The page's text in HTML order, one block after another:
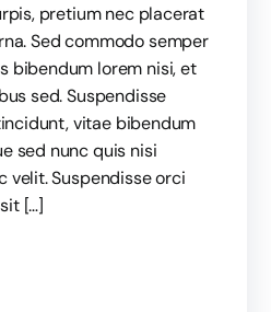
pretium nec placerat
Sed commodo semper
bibendum lorem nisi, et
sed. Suspendisse
vitae bibendum
sed nunc quis nisi
velit. Suspendisse orci
[…]